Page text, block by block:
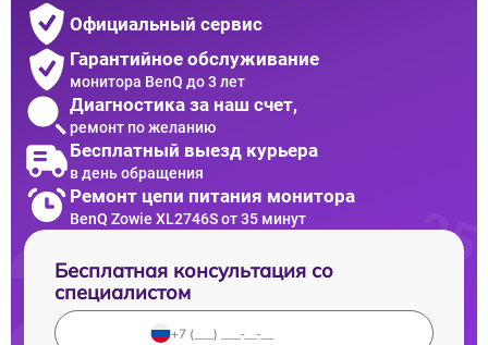
Официальный сервис
Гарантийное обслуживание
монитора BenQ до 3 лет
Диагностика за наш счет,
ремонт по желанию
Бесплатный выезд курьера
в день обращения
Ремонт цепи питания монитора
BenQ Zowie XL2746S от 35 минут
Бесплатная консультация со
специалистом